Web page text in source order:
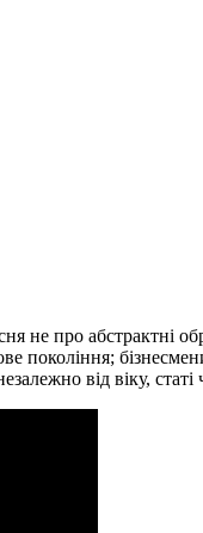
не про абстрактні
покоління;
від віку, статі